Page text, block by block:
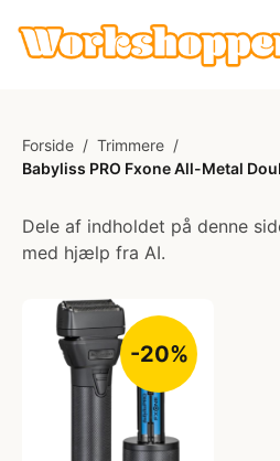
Forside / Trimmere /
Babyliss PRO Fxone All-Metal
Dele af indholdet på denne
med hjælp fra AI.
-20%